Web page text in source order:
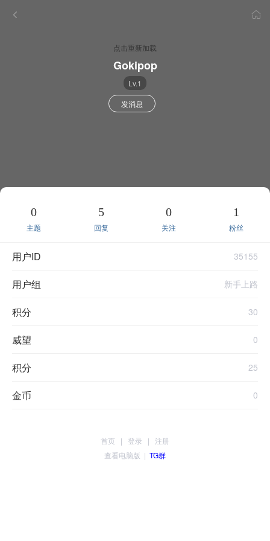
点击重新加载
Gokipop
Lv.1
发消息
0
主题
5
回复
0
关注
1
粉丝
用户ID 35155
用户组 新手上路
积分 30
威望 0
积分 25
金币 0
首页 | 登录 | 注册
查看电脑版 | TG群